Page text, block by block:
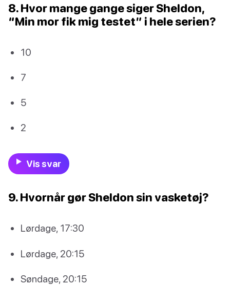
8. Hvor mange gange siger Sheldon,
“Min mor fik mig testet” i hele serien?
10
7
5
2
Vis svar
9. Hvornår gør Sheldon sin vasketøj?
Lørdage, 17:30
Lørdage, 20:15
Søndage, 20:15